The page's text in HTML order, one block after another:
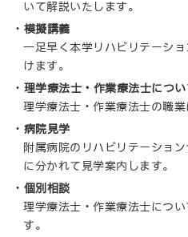
いて解説いたします。
模擬講義
一足早く本学リハビリテーシ
けます。
理学療法士・作業療法士につい
理学療法士・作業療法士の職業
病院見学
附属病院のリハビリテーショ
に分かれて見学案内します。
個別相談
理学療法士・作業療法士につ
す。